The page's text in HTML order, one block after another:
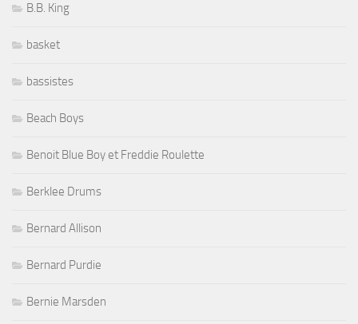
B.B. King
basket
bassistes
Beach Boys
Benoit Blue Boy et Freddie Roulette
Berklee Drums
Bernard Allison
Bernard Purdie
Bernie Marsden